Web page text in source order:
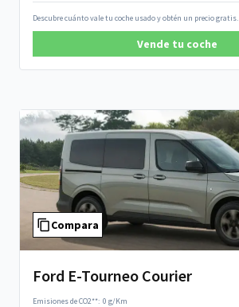
Descubre cuánto vale tu coche usado y obtén un precio gratis.
Vende tu coche
Compara
Ford E-Tourneo Courier
Emisiones de CO2**: 0 g/Km